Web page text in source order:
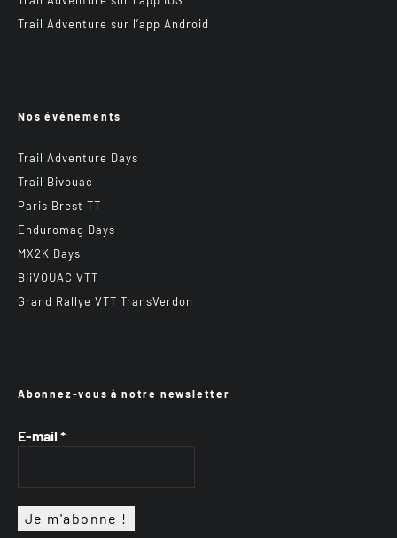
Trail Adventure sur l’app Android
Nos événements
Trail Adventure Days
Trail Bivouac
Paris Brest TT
Enduromag Days
MX2K Days
BiiVOUAC VTT
Grand Rallye VTT TransVerdon
Abonnez-vous à notre newsletter
E-mail *